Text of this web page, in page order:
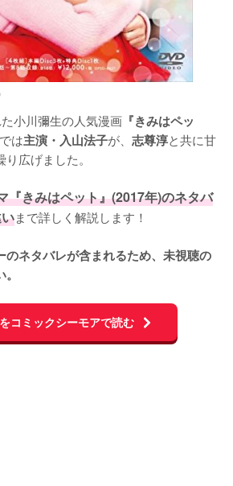
小川彌生の人気漫画 『きみはペッ
は主演・入山法子が、 志尊淳と共に甘
広げました。
『きみはペット』(2017年)のネタバ
まで詳しく解説します！
のネタバレが含まれるため、未視聴の
コミックシーモアで読む